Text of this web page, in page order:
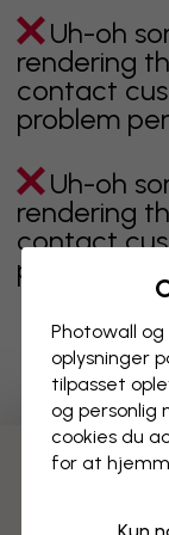
Uh-oh
rendering
contact
problem
Uh-oh
rendering
contact
problem
Opdag
Photowall
oplysninger
tilpasset
og personlig
cookies du
for at